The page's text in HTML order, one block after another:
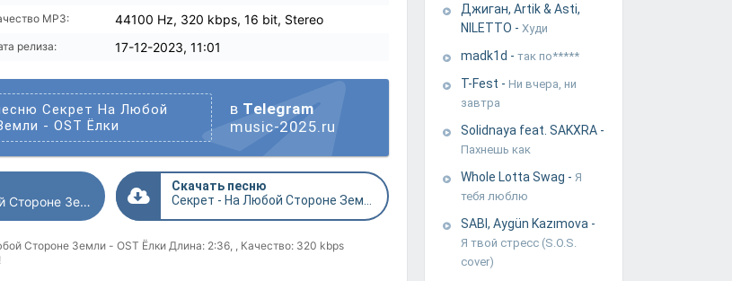
MP3: 44100 Hz, 320 kbps, 16 bit, Stereo
релиза: 17-12-2023, 11:01
Секрет На Любой
- OST Ёлки
в Telegram
music-2025.ru
Секрет - На Любой Стороне Земли - OST Ёлки
Скачать песню
Стороне Земли - OST Ёлки Длина: 2:36, , Качество: 320 kbps
Джиган, Artik & Asti,
NILETTO - Худи
madk1d - так по*****
T-Fest - Ни вчера, ни
завтра
Solidnaya feat. SAKXRA -
Пахнешь как
Whole Lotta Swag - Я
тебя люблю
SABI, Aygün Kazımova -
Я твой стресс (S.O.S.
cover)